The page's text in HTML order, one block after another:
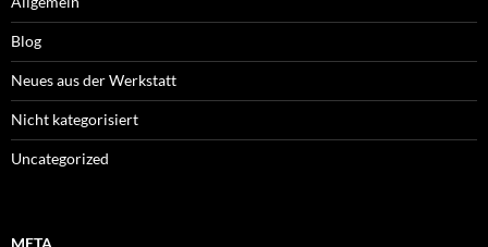
Blog
Neues aus der Werkstatt
Nicht kategorisiert
Uncategorized
META